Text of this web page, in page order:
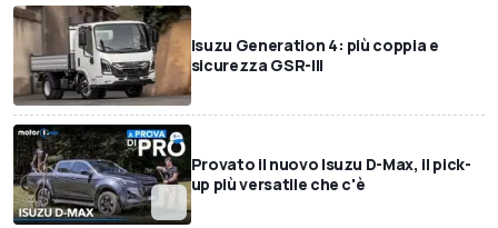
Isuzu Generation 4: più coppia e
sicurezza GSR-III
Provato il nuovo Isuzu D-Max, il pick-
up più versatile che c'è